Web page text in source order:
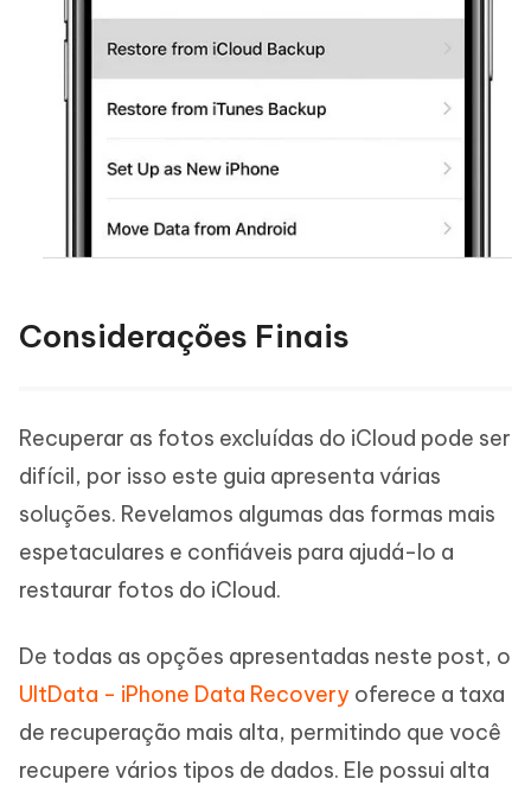
Considerações Finais
Recuperar as fotos excluídas do iCloud pode ser
difícil, por isso este guia apresenta várias
soluções. Revelamos algumas das formas mais
espetaculares e confiáveis para ajudá-lo a
restaurar fotos do iCloud.
De todas as opções apresentadas neste post, o
UltData - iPhone Data Recovery oferece a taxa
de recuperação mais alta, permitindo que você
recupere vários tipos de dados. Ele possui alta